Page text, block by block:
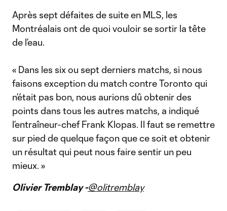
Après sept défaites de suite en MLS, les
Montréalais ont de quoi vouloir se sortir la tête
de l’eau.
« Dans les six ou sept derniers matchs, si nous
faisons exception du match contre Toronto qui
n’était pas bon, nous aurions dû obtenir des
points dans tous les autres matchs, a indiqué
l’entraîneur-chef Frank Klopas. Il faut se remettre
sur pied de quelque façon que ce soit et obtenir
un résultat qui peut nous faire sentir un peu
mieux. »
Olivier Tremblay -@olitremblay